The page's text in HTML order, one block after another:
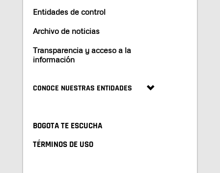
Entidades de control
Archivo de noticias
Transparencia y acceso a la
información
CONOCE NUESTRAS ENTIDADES
BOGOTA TE ESCUCHA
TÉRMINOS DE USO